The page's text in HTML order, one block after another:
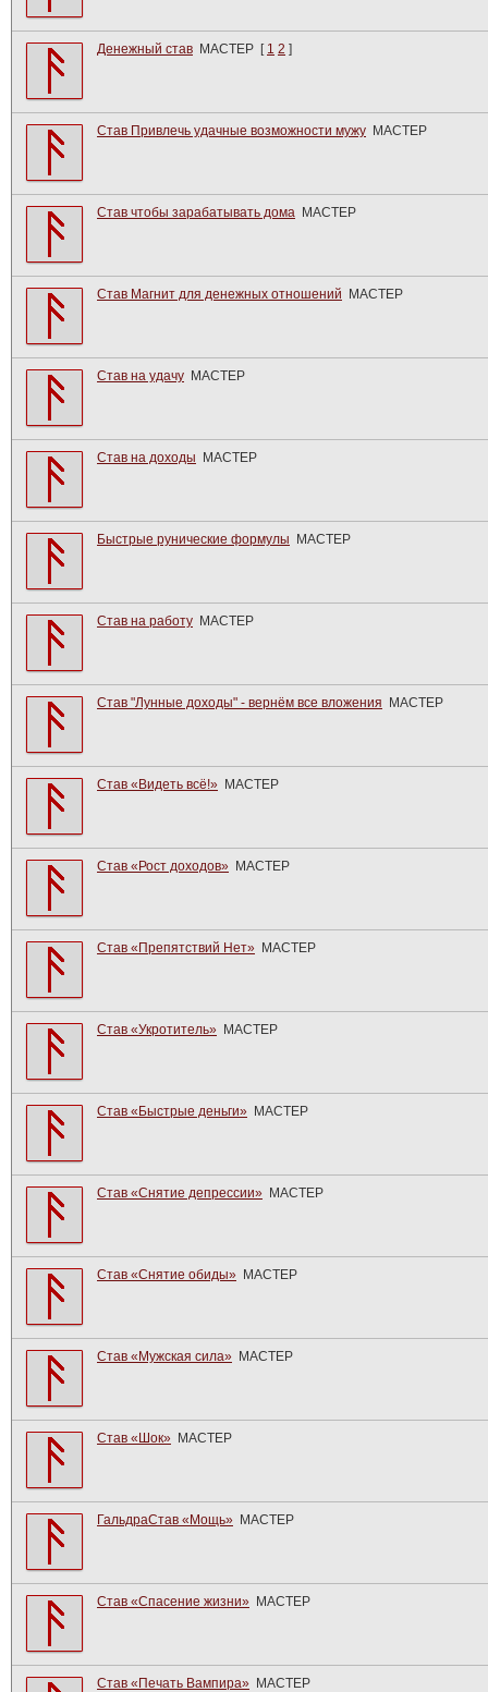
Денежный став МАСТЕР [ 1 2 ]
Став Привлечь удачные возможности мужу МАСТЕР
Став чтобы зарабатывать дома МАСТЕР
Став Магнит для денежных отношений МАСТЕР
Став на удачу МАСТЕР
Став на доходы МАСТЕР
Быстрые рунические формулы МАСТЕР
Став на работу МАСТЕР
Став "Лунные доходы" - вернём все вложения МАСТЕР
Став «Видеть всё!» МАСТЕР
Став «Рост доходов» МАСТЕР
Став «Препятствий Нет» МАСТЕР
Став «Укротитель» МАСТЕР
Став «Быстрые деньги» МАСТЕР
Став «Снятие депрессии» МАСТЕР
Став «Снятие обиды» МАСТЕР
Став «Мужская сила» МАСТЕР
Став «Шок» МАСТЕР
ГальдраСтав «Мощь» МАСТЕР
Став «Спасение жизни» МАСТЕР
Став «Печать Вампира» МАСТЕР